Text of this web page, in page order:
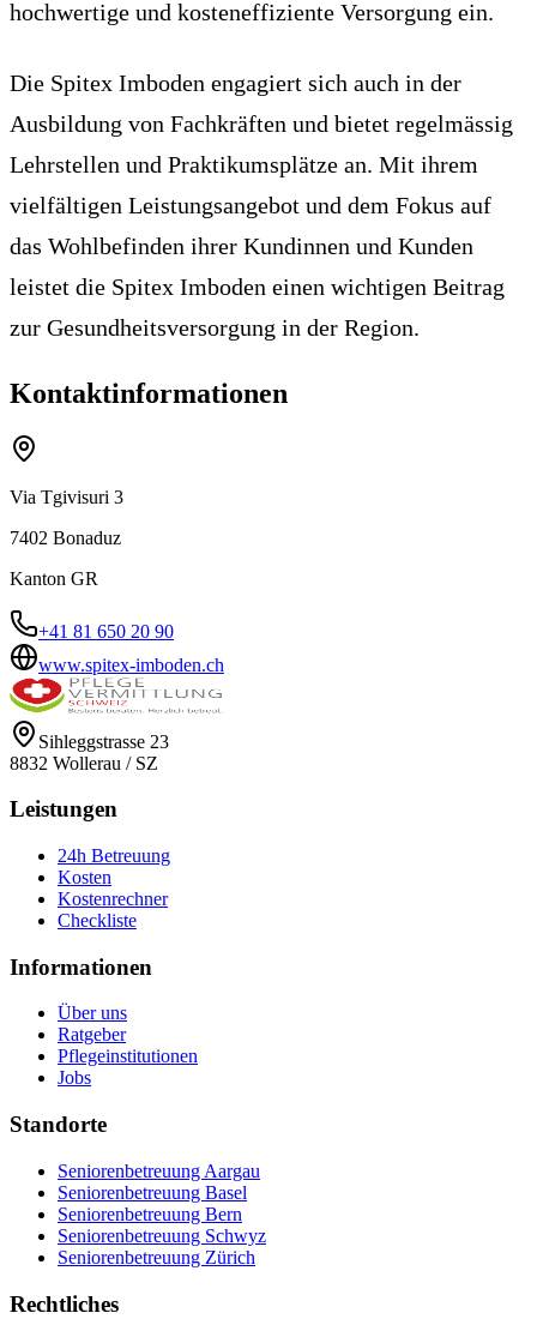
hochwertige und kosteneffiziente Versorgung ein.
Die Spitex Imboden engagiert sich auch in der
Ausbildung von Fachkräften und bietet regelmässig
Lehrstellen und Praktikumsplätze an. Mit ihrem
vielfältigen Leistungsangebot und dem Fokus auf
das Wohlbefinden ihrer Kundinnen und Kunden
leistet die Spitex Imboden einen wichtigen Beitrag
zur Gesundheitsversorgung in der Region.
Kontaktinformationen
Via Tgivisuri 3
7402 Bonaduz
Kanton GR
+41 81 650 20 90
www.spitex-imboden.ch
Sihleggstrasse 23
8832 Wollerau / SZ
Leistungen
24h Betreuung
Kosten
Kostenrechner
Checkliste
Informationen
Über uns
Ratgeber
Pflegeinstitutionen
Jobs
Standorte
Seniorenbetreuung Aargau
Seniorenbetreuung Basel
Seniorenbetreuung Bern
Seniorenbetreuung Schwyz
Seniorenbetreuung Zürich
Rechtliches